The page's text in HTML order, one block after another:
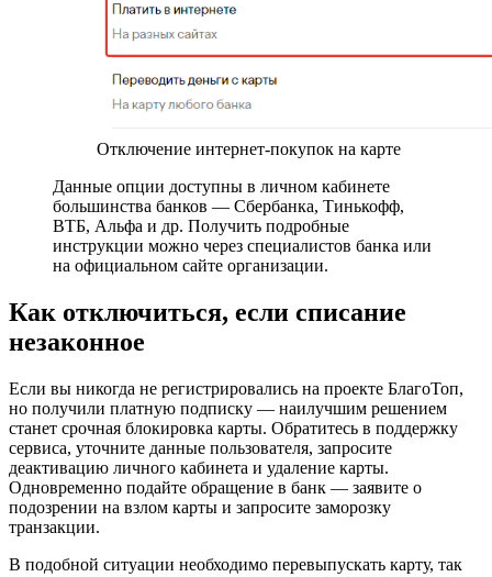
Отключение интернет-покупок на карте
Данные опции доступны в личном кабинете
большинства банков — Сбербанка, Тинькофф,
ВТБ, Альфа и др. Получить подробные
инструкции можно через специалистов банка или
на официальном сайте организации.
Как отключиться, если списание
незаконное
Если вы никогда не регистрировались на проекте БлагоТоп,
но получили платную подписку — наилучшим решением
станет срочная блокировка карты. Обратитесь в поддержку
сервиса, уточните данные пользователя, запросите
деактивацию личного кабинета и удаление карты.
Одновременно подайте обращение в банк — заявите о
подозрении на взлом карты и запросите заморозку
транзакции.
В подобной ситуации необходимо перевыпускать карту, так